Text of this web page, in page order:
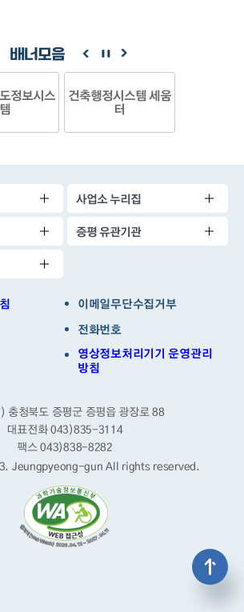
배너모음
정보시스
템
건축행정시스템 세움
터
사업소 누리집
증평 유관기관
이메일무단수집거부
전화번호
영상정보처리기기 운영관리
방침
충청북도 증평군 증평읍 광장로 88
대표전화 043)835-3114
팩스 043)838-8282
Jeungpyeong-gunAll rights reserved.